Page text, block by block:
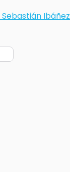
Sebastián Ibáñez